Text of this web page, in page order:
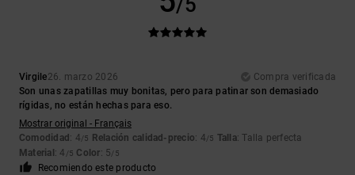
/5
Virgile26. marzo 2026
Compra verificada
Son unas zapatillas muy bonitas, pero para patinar son demasiado
rígidas, no están hechas para eso.
Mostrar original - Français
Comodidad : 4/5 Relación calidad-precio: 4/5 Talla: Talla perfecta
Material : 4 /5 Color: 5/5
Recomiendo este producto